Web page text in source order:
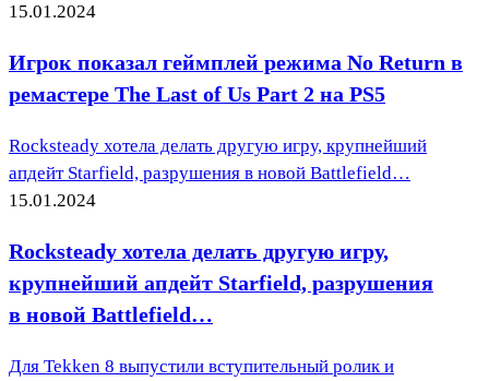
15.01.2024
Игрок показал геймплей режима No Return в
ремастере The Last of Us Part 2 на PS5
Rocksteady хотела делать другую игру, крупнейший
апдейт Starfield, разрушения в новой Battlefield…
15.01.2024
Rocksteady хотела делать другую игру,
крупнейший апдейт Starfield, разрушения
в новой Battlefield…
Для Tekken 8 выпустили вступительный ролик и